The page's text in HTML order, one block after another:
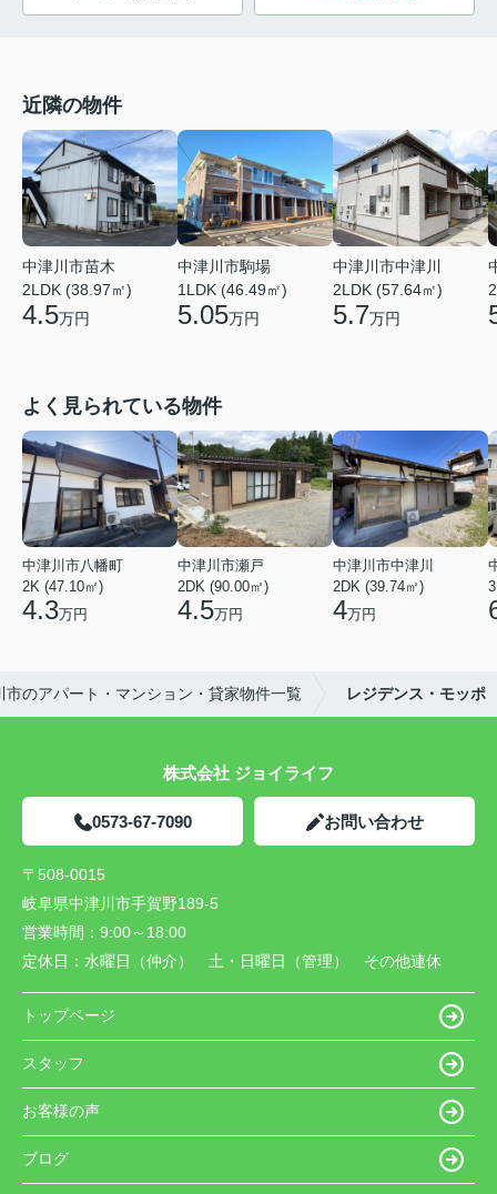
近隣の物件
中津川市苗木
2LDK (38.97㎡)
4.5万円
中津川市駒場
1LDK (46.49㎡)
5.05万円
中津川市中津川
2LDK (57.64㎡)
5.7万円
よく見られている物件
中津川市八幡町
2K (47.10㎡)
4.3万円
中津川市瀬戸
2DK (90.00㎡)
4.5万円
中津川市中津川
2DK (39.74㎡)
4万円
市のアパート・マンション・貸家物件一覧 レジデンス・モッポ
株式会社 ジョイライフ
0573-67-7090 お問い合わせ
〒508-0015
岐阜県中津川市手賀野189-5
営業時間： 9:00～18:00
定休日： 水曜日（仲介） 土・日曜日（管理） その他連休
トップページ
スタッフ
お客様の声
ブログ